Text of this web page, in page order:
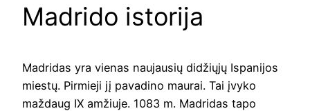
Madrido istorija
Madridas yra vienas naujausių didžiųjų Ispanijos
miestų. Pirmieji jį pavadino maurai. Tai įvyko
maždaug IX amžiuje. 1083 m. Madridas tapo